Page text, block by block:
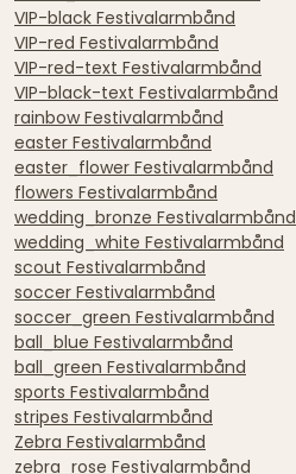
VIP-black Festivalarmbånd
VIP-red Festivalarmbånd
VIP-red-text Festivalarmbånd
VIP-black-text Festivalarmbånd
rainbow Festivalarmbånd
easter Festivalarmbånd
easter_flower Festivalarmbånd
flowers Festivalarmbånd
wedding_bronze Festivalarmbånd
wedding_white Festivalarmbånd
scout Festivalarmbånd
soccer Festivalarmbånd
soccer_green Festivalarmbånd
ball_blue Festivalarmbånd
ball_green Festivalarmbånd
sports Festivalarmbånd
stripes Festivalarmbånd
Zebra Festivalarmbånd
zebra_rose Festivalarmbånd